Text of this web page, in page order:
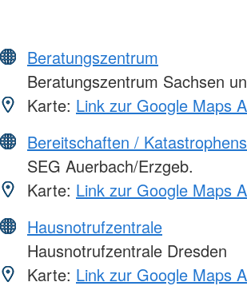
Beratungszentrum
Beratungszentrum Sachsen
Karte: Link zur Google Maps
Bereitschaften /
SEG Auerbach/Erzgeb.
Karte: Link zur Google Maps
Hausnotrufzentrale
Hausnotrufzentrale Dresden
Karte: Link zur Google Maps